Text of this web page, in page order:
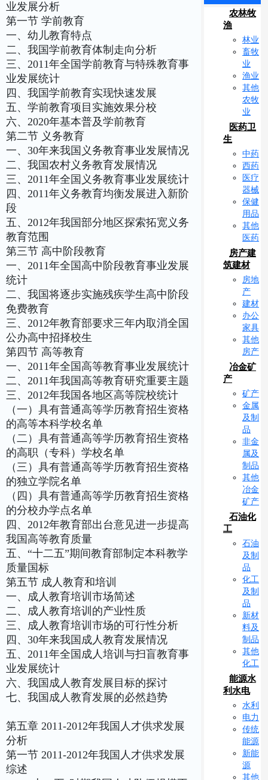
业发展分析
第一节 学前教育
一、幼儿教育特点
二、我国学前教育体制走向分析
三、2011年全国学前教育与特殊教育事
业发展统计
四、我国学前教育实现快速发展
五、学前教育项目实施效果分校
六、2020年基本普及学前教育
第二节 义务教育
一、30年来我国义务教育事业发展情况
二、我国农村义务教育发展情况
三、2011年全国义务教育事业发展统计
四、2011年义务教育均衡发展进入新阶
段
五、2012年我国部分地区探索拓宽义务
教育范围
第三节 高中阶段教育
一、2011年全国高中阶段教育事业发展
统计
二、我国将逐步实施残疾学生高中阶段
免费教育
三、2012年教育部要求三年内取消全国
公办高中招择校生
第四节 高等教育
一、2011年全国高等教育事业发展统计
二、2011年我国高等教育研究重要主题
三、2012年我国各地区高等院校统计
（一）具有普通高等学历教育招生资格
的高等本科学校名单
（二）具有普通高等学历教育招生资格
的高职（专科）学校名单
（三）具有普通高等学历教育招生资格
的独立学院名单
（四）具有普通高等学历教育招生资格
的分校办学点名单
四、2012年教育部出台意见进一步提高
我国高等教育质量
五、“十二五”期间教育部制定本科教学
质量国标
第五节 成人教育和培训
一、成人教育培训市场简述
二、成人教育培训的产业性质
三、成人教育培训市场的可行性分析
四、30年来我国成人教育发展情况
五、2011年全国成人培训与扫盲教育事
业发展统计
六、我国成人教育发展目标的探讨
七、我国成人教育发展的必然趋势
第五章 2011-2012年我国人才供求发展
分析
第一节 2011-2012年我国人才供求发展
综述
农林牧
渔
林业
畜牧
业
渔业
其他
农牧
业
医药卫
生
中药
西药
医疗
器械
保健
用品
其他
医药
房产建
筑建材
房地
产
建材
办公
家具
其他
房产
冶金矿
产
矿产
金属
及制
品
非金
属及
制品
其他
冶金
矿产
石油化
工
石油
及制
品
化工
及制
品
新材
料及
制品
其他
化工
能源水
利水电
水利
电力
传统
能源
新能
源
其他